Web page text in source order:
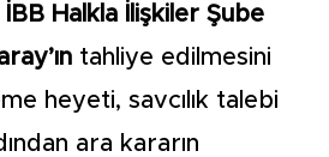
Halkla İlişkiler Şube
tahliye edilmesini
heyeti, savcılık talebi
ara kararın